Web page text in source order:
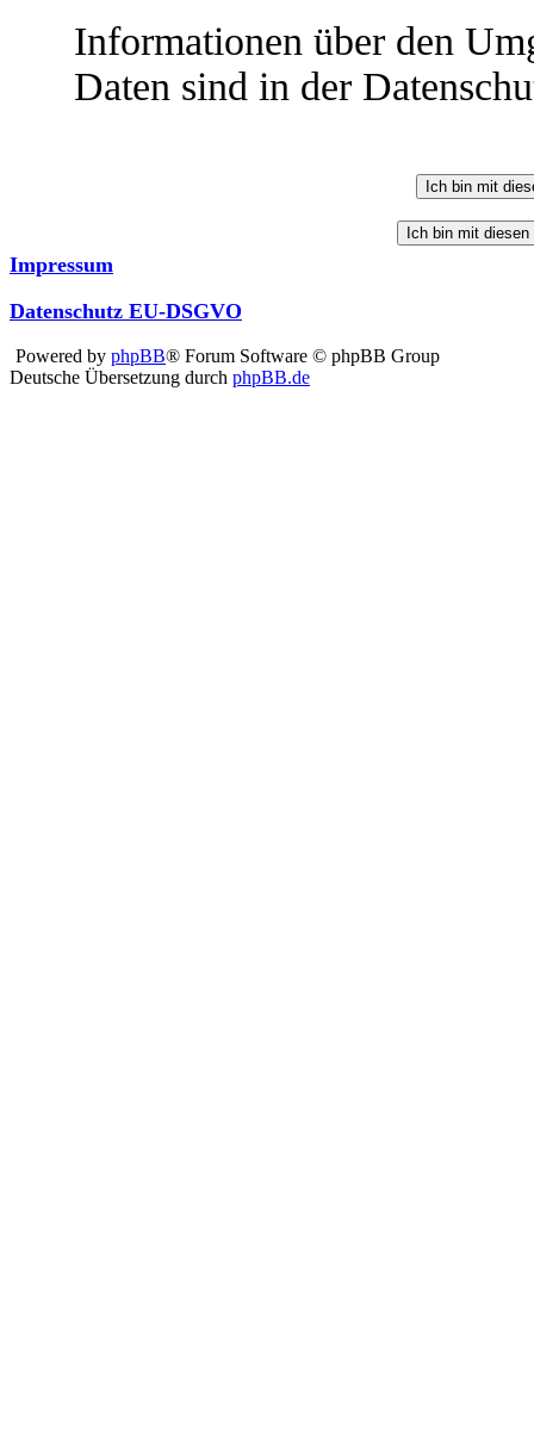
Informationen über den
Daten sind in der
Impressum
Datenschutz EU-DSGVO
Powered by phpBB® Forum Software © phpBB Group
Deutsche Übersetzung durch phpBB.de